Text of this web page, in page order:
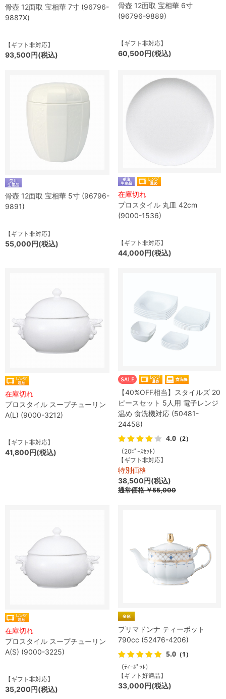
骨壺 12面取 宝相華 7寸 (96796-
9887X)
【ギフト非対応】
93,500円(税込)
骨壺 12面取 宝相華 6寸
(96796-9889)
【ギフト非対応】
60,500円(税込)
骨壺 12面取 宝相華 5寸 (96796-
9891)
【ギフト非対応】
55,000円(税込)
在庫切れ
プロスタイル 丸皿 42cm
(9000-1536)
【ギフト非対応】
44,000円(税込)
在庫切れ
プロスタイル スープチューリン
A(L) (9000-3212)
【ギフト非対応】
41,800円(税込)
【40%OFF相当】スタイルズ 20
ピースセット 5人用 電子レンジ
温め 食洗機対応 (50481-
24458)
4.0 （2）
（20ﾋﾟｰｽｾｯﾄ）
【ギフト非対応】
特別価格
38,500円(税込)
通常価格￥55,000
在庫切れ
プロスタイル スープチューリン
A(S) (9000-3225)
【ギフト非対応】
35,200円(税込)
プリマドンナ ティーポット
790cc (52476-4206)
5.0 （1）
（ﾃｨｰﾎﾟｯﾄ）
【ギフト好適品】
33,000円(税込)